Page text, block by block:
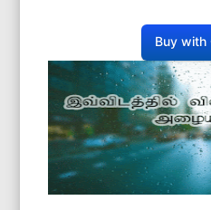
Buy with